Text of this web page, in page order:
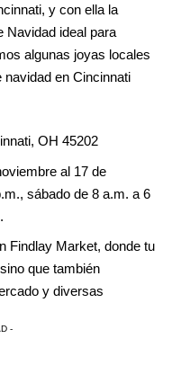
y con ella la
Navidad ideal para
algunas joyas locales
navidad en Cincinnati
OH 45202
al 17 de
sábado de 8 a.m. a 6
Findlay Market, donde tu
que también
y diversas
-